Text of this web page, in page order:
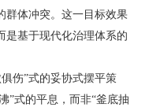
群体冲突。这一目标效果
是基于现代化治理体系的
伤”式的妥协式摆平策
”式的平息，而非“釜底抽